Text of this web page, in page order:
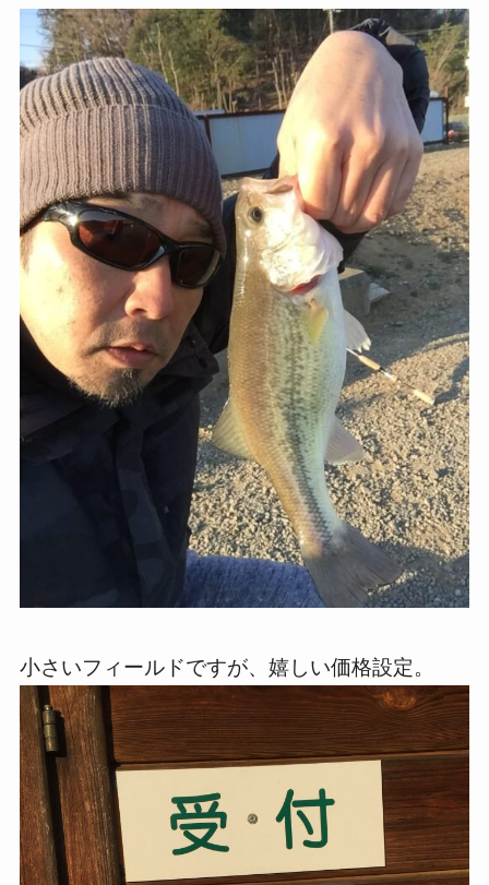
小さいフィールドですが、嬉しい価格設定。